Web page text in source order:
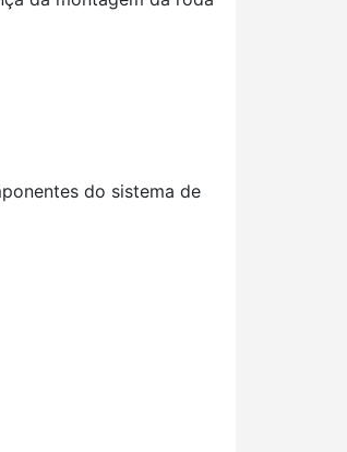
do sistema de